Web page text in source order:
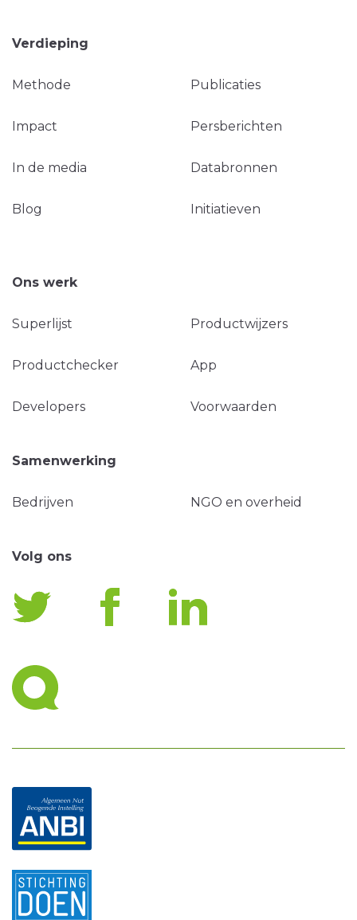
Verdieping
Methode Publicaties
Impact Persberichten
In de media Databronnen
Blog Initiatieven
Ons werk
Superlijst Productwijzers
Productchecker App
Developers Voorwaarden
Samenwerking
Bedrijven NGO en overheid
Volg ons